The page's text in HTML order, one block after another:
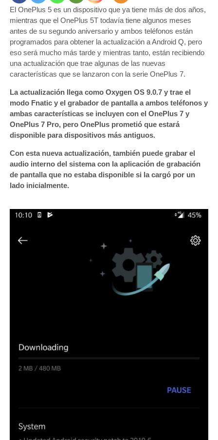
OnePlus
5T
reciben
con
de
modo
Fnatic
y
más
El OnePlus 5 es un dispositivo que ya tiene más de dos años,
mientras que el OnePlus 5T todavía tiene algunos meses
antes de su segundo aniversario y ambos teléfonos están
programados para obtener la actualización a Android Q, pero
eso será mucho más tarde y mientras tanto, están recibiendo
una actualización que trae algunas de las nuevas
características que se lanzaron con la serie OnePlus 7.
La actualización llega como Oxygen OS 9.0.7 y trae el
modo Fnatic y el grabador de pantalla a ambos teléfonos y
ambas características se incluyen con el OnePlus 7 y
OnePlus 7 Pro, pero OnePlus prometió que estará
disponible para dispositivos más antiguos.
Con esta nueva actualización, también puede grabar el
audio interno del sistema con la aplicación de grabación
de pantalla que no estaba disponible si la cargó por un
lado inicialmente.